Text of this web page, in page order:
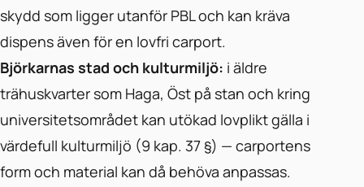
skydd som ligger utanför PBL och kan kräva
dispens även för en lovfri carport.
Björkarnas stad och kulturmiljö: i äldre
trähuskvarter som Haga, Öst på stan och kring
universitetsområdet kan utökad lovplikt gälla i
värdefull kulturmiljö (9 kap. 37 §) — carportens
form och material kan då behöva anpassas.